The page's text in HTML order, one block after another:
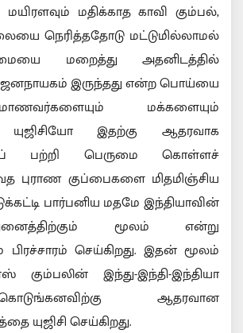
மதிக்காத காவி கும்பல்,
நெரித்ததோடு மட்டுமில்லாமல்
மறைத்து அதனிடத்தில்
ஜனநாயகம் இருந்தது என்ற பொய்யை
மக்களையும்
யுஜிசியோ இதற்கு ஆதரவாக
பற்றி பெருமை கொள்ளச்
புராண குப்பைகளை மிதமிஞ்சிய
பார்பனிய மதமே இந்தியாவின்
மூலம் என்று
செய்கிறது. இதன் மூலம்
கும்பலின் இந்து-இந்தி-இந்தியா
ஆதரவான
யுஜிசி செய்கிறது.